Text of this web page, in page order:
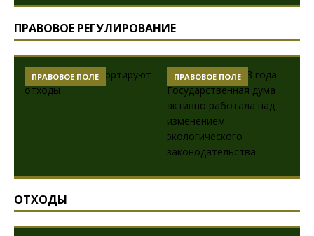
ПРАВОВОЕ РЕГУЛИРОВАНИЕ
ПРАВОВОЕ ПОЛЕ ПРАВОВОЕ ПОЛЕ
ОТХОДЫ